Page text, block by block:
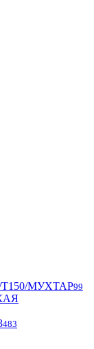
T150/МУХТАР99
483